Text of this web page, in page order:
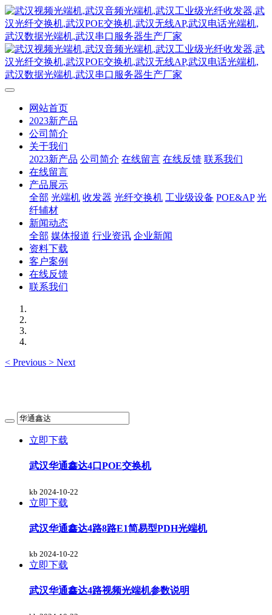
网站首页
2023新产品
公司简介
关于我们
2023新产品 公司简介 在线留言 在线反馈 联系我们
在线留言
产品展示
全部 光端机 收发器 光纤交换机 工业级设备 POE&AP 光
纤辅材
新闻动态
全部 媒体报道 行业资讯 企业新闻
资料下载
客户案例
在线反馈
联系我们
< Previous > Next
立即下载
武汉华通鑫达4口POE交换机
kb 2024-10-22
立即下载
武汉华通鑫达4路8路E1简易型PDH光端机
kb 2024-10-22
立即下载
武汉华通鑫达4路视频光端机参数说明